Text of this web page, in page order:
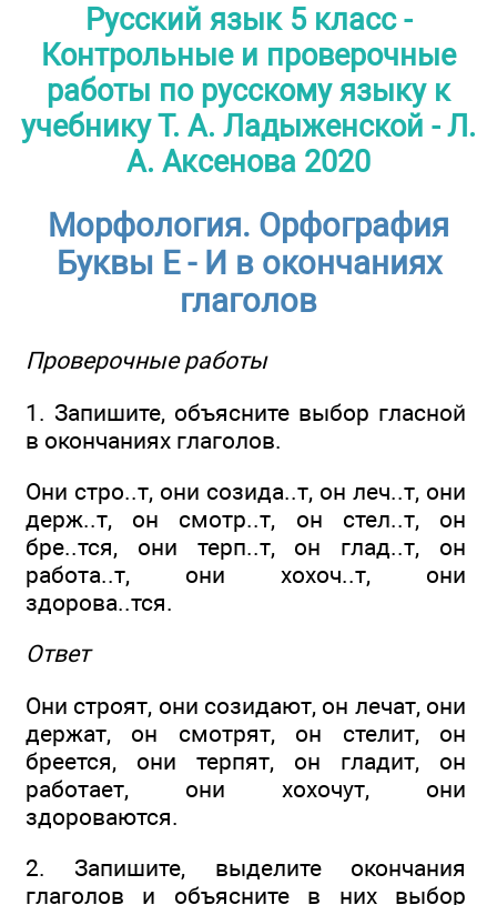
Русский язык 5 класс -
Контрольные и проверочные
работы по русскому языку к
учебнику Т. А. Ладыженской - Л.
А. Аксенова 2020
Морфология. Орфография
Буквы Е - И в окончаниях
глаголов
Проверочные работы
1. Запишите, объясните выбор гласной
в окончаниях глаголов.
Они стро..т, они созида..т, он леч..т, они
держ..т, он смотр..т, он стел..т, он
бре..тся, они терп..т, он глад..т, он
работа..т, они хохоч..т, они
здорова..тся.
Ответ
Они строят, они созидают, он лечат, они
держат, он смотрят, он стелит, он
бреется, они терпят, он гладит, он
работает, они хохочут, они
здороваются.
2. Запишите, выделите окончания
глаголов и объясните в них выбор